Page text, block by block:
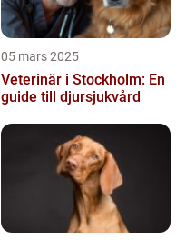
05 mars 2025
Veterinär i Stockholm: En
guide till djursjukvård